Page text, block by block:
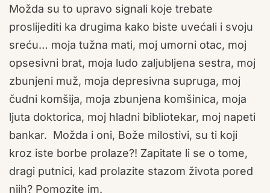
Možda su to upravo signali koje trebate
proslijediti ka drugima kako biste uvećali i svoju
sreću… moja tužna mati, moj umorni otac, moj
opsesivni brat, moja ludo zaljubljena sestra, moj
zbunjeni muž, moja depresivna supruga, moj
čudni komšija, moja zbunjena komšinica, moja
ljuta doktorica, moj hladni bibliotekar, moj napeti
bankar. Možda i oni, Bože milostivi, su ti koji
kroz iste borbe prolaze?! Zapitate li se o tome,
dragi putnici, kad prolazite stazom života pored
njih? Pomozite im.